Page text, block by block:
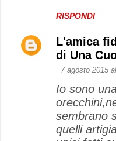
RISPONDI
L'amica
di Una
7 agosto 2015
Io sono
sembrano
quelli